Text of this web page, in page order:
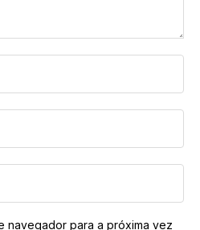
navegador para a próxima vez